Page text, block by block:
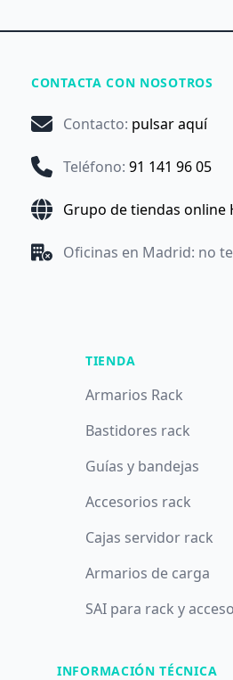
CONTACTA CON NOSOTROS
Contacto: pulsar aquí
Teléfono: 91 141 96 05
Grupo de tiendas online
Oficinas en Madrid: no
TIENDA
Armarios Rack
Bastidores rack
Guías y bandejas
Accesorios rack
Cajas servidor rack
Armarios de carga
SAI para rack y
INFORMACIÓN TÉCNICA